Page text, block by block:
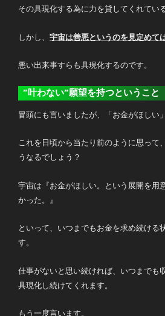
その具現化する為に力を貸してくれてい
しかし、 宇宙は善悪というのを見定めて
悪い出来事すらも具現化するのです。
”叶わない”願望を持つということ
冒頭にも言いましたが、「お金がほしい
これを日頃から当たり前のように思って
うなるでしょう？
宇宙は『お金がほしい。という展開を用
かった。』
といって、いつまでもお金を求め続ける
す。
仕事がないと思い続ければ、いつまでも
具現化し続けてくれます。
もう一度言います。